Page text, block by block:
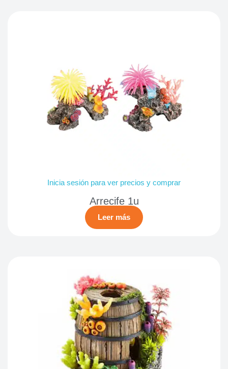
Inicia sesión para ver precios y comprar
Arrecife 1u
Leer más